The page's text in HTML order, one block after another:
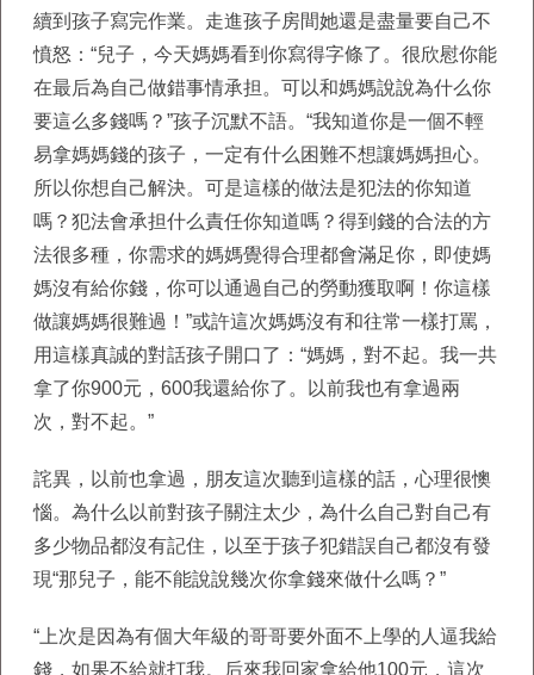
續到孩子寫完作業。走進孩子房間她還是盡量要自己不
憤怒：“兒子，今天媽媽看到你寫得字條了。很欣慰你能
在最后為自己做錯事情承担。可以和媽媽說說為什么你
要這么多錢嗎？”孩子沉默不語。“我知道你是一個不輕
易拿媽媽錢的孩子，一定有什么困難不想讓媽媽担心。
所以你想自己解決。可是這樣的做法是犯法的你知道
嗎？犯法會承担什么責任你知道嗎？得到錢的合法的方
法很多種，你需求的媽媽覺得合理都會滿足你，即使媽
媽沒有給你錢，你可以通過自己的勞動獲取啊！你這樣
做讓媽媽很難過！”或許這次媽媽沒有和往常一樣打罵，
用這樣真誠的對話孩子開口了：“媽媽，對不起。我一共
拿了你900元，600我還給你了。以前我也有拿過兩
次，對不起。”
詫異，以前也拿過，朋友這次聽到這樣的話，心理很懊
惱。為什么以前對孩子關注太少，為什么自己對自己有
多少物品都沒有記住，以至于孩子犯錯誤自己都沒有發
現“那兒子，能不能說說幾次你拿錢來做什么嗎？”
“上次是因為有個大年級的哥哥要外面不上學的人逼我給
錢，如果不給就打我。后來我回家拿給他100元，這次